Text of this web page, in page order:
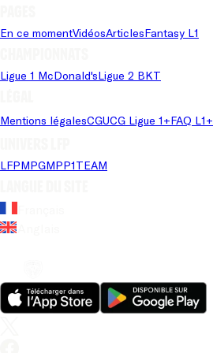
En ce momentVidéosArticlesFantasy L1
Ligue 1 McDonald'sLigue 2 BKT
Mentions légalesCGUCG Ligue 1+FAQ L1+
LFPMPGMPP1TEAM